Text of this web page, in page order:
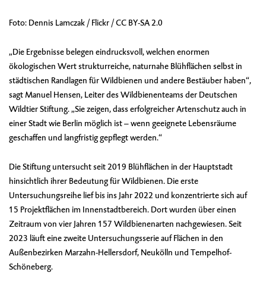
Foto: Dennis Lamczak / Flickr / CC BY-SA 2.0
„Die Ergebnisse belegen eindrucksvoll, welchen enormen
ökologischen Wert strukturreiche, naturnahe Blühflächen selbst in
städtischen Randlagen für Wildbienen und andere Bestäuber haben“,
sagt Manuel Hensen, Leiter des Wildbienenteams der Deutschen
Wildtier Stiftung. „Sie zeigen, dass erfolgreicher Artenschutz auch in
einer Stadt wie Berlin möglich ist – wenn geeignete Lebensräume
geschaffen und langfristig gepflegt werden.“
Die Stiftung untersucht seit 2019 Blühflächen in der Hauptstadt
hinsichtlich ihrer Bedeutung für Wildbienen. Die erste
Untersuchungsreihe lief bis ins Jahr 2022 und konzentrierte sich auf
15 Projektflächen im Innenstadtbereich. Dort wurden über einen
Zeitraum von vier Jahren 157 Wildbienenarten nachgewiesen. Seit
2023 läuft eine zweite Untersuchungsserie auf Flächen in den
Außenbezirken Marzahn-Hellersdorf, Neukölln und Tempelhof-
Schöneberg.